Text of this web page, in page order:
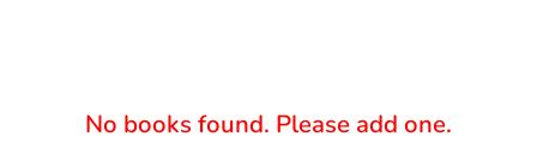
No books found. Please add one.